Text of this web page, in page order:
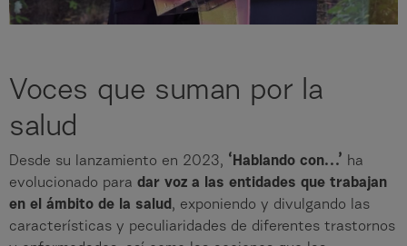
Voces que suman por la
salud
Desde su lanzamiento en 2023, ‘Hablando con…’ ha
evolucionado para dar voz a las entidades que trabajan
en el ámbito de la salud , exponiendo y divulgando las
características y peculiaridades de diferentes trastornos